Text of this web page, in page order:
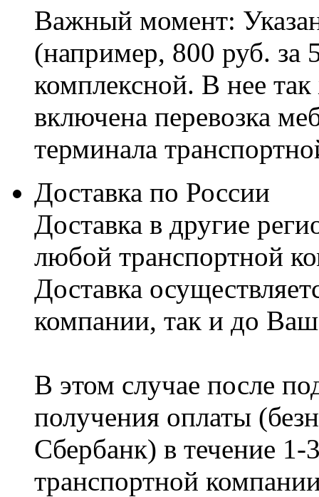
Важный момент:
(например, 800 руб. за
комплексной. В нее
включена перевозка
терминала
Доставка по России
Доставка в другие
любой транспортной
Доставка
компании, так и до
В этом случае после
получения оплаты
Сбербанк) в течение
транспортной